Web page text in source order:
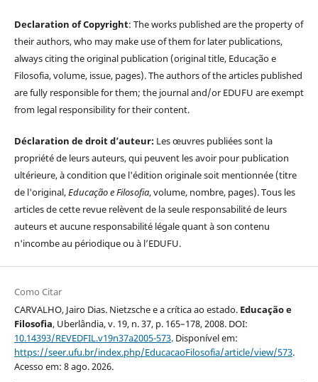
Declaration of Copyright: The works published are the property of
their authors, who may make use of them for later publications,
always citing the original publication (original title, Educação e
Filosofia, volume, issue, pages). The authors of the articles published
are fully responsible for them; the journal and/or EDUFU are exempt
from legal responsibility for their content.
Déclaration de droit d’auteur: Les œuvres publiées sont la
propriété de leurs auteurs, qui peuvent les avoir pour publication
ultérieure, à condition que l'édition originale soit mentionnée (titre
de l'original,Educação e Filosofia, volume, nombre, pages). Tous les
articles de cette revue relèvent de la seule responsabilité de leurs
auteurs et aucune responsabilité légale quant à son contenu
n'incombe au périodique ou à l’EDUFU.
Como Citar
CARVALHO, Jairo Dias. Nietzsche e a crítica ao estado. Educação e
Filosofia, Uberlândia, v. 19, n. 37, p. 165–178, 2008. DOI:
10.14393/REVEDFIL.v19n37a2005-573. Disponível em:
https://seer.ufu.br/index.php/EducacaoFilosofia/article/view/573.
Acesso em: 8 ago. 2026.